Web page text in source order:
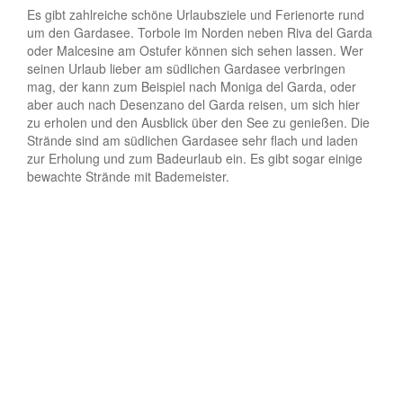
Es gibt zahlreiche schöne Urlaubsziele und Ferienorte rund
um den Gardasee. Torbole im Norden neben Riva del Garda
oder Malcesine am Ostufer können sich sehen lassen. Wer
seinen Urlaub lieber am südlichen Gardasee verbringen
mag, der kann zum Beispiel nach Moniga del Garda, oder
aber auch nach Desenzano del Garda reisen, um sich hier
zu erholen und den Ausblick über den See zu genießen. Die
Strände sind am südlichen Gardasee sehr flach und laden
zur Erholung und zum Badeurlaub ein. Es gibt sogar einige
bewachte Strände mit Bademeister.